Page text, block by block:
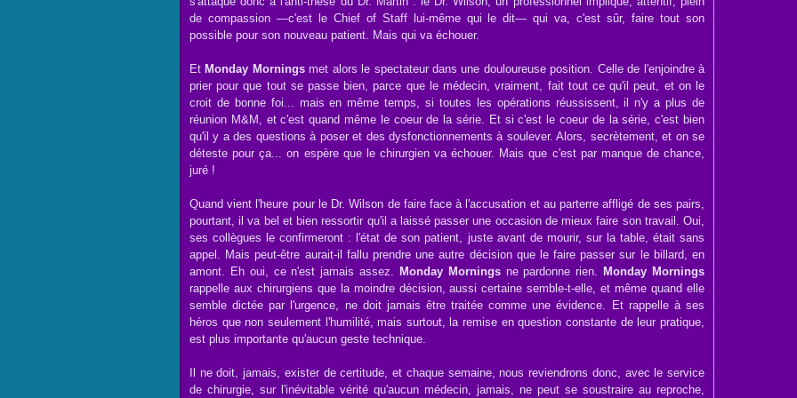
de compassion —c'est le Chief of Staff lui-même qui le dit— qui va, c'est sûr, faire tout son
possible pour son nouveau patient. Mais qui va échouer.
Et Monday Morningsmet alors le spectateur dans une douloureuse position. Celle de l'enjoindre à
prier pour que tout se passe bien, parce que le médecin, vraiment, fait tout ce qu'il peut, et on le
croit de bonne foi... mais en même temps, si toutes les opérations réussissent, il n'y a plus de
réunion M&M, et c'est quand même le coeur de la série. Et si c'est le coeur de la série, c'est bien
qu'il y a des questions à poser et des dysfonctionnements à soulever. Alors, secrètement, et on se
déteste pour ça... on espère que le chirurgien va échouer. Mais que c'est par manque de chance,
juré !
Quand vient l'heure pour le Dr. Wilson de faire face à l'accusation et au parterre affligé de ses pairs,
pourtant, il va bel et bien ressortir qu'il a laissé passer une occasion de mieux faire son travail. Oui,
ses collègues le confirmeront : l'état de son patient, juste avant de mourir, sur la table, était sans
appel. Mais peut-être aurait-il fallu prendre une autre décision que le faire passer sur le billard, en
amont. Eh oui, ce n'est jamais assez. Monday Morningsne pardonne rien. Monday Mornings
rappelle aux chirurgiens que la moindre décision, aussi certaine semble-t-elle, et même quand elle
semble dictée par l'urgence, ne doit jamais être traitée comme une évidence. Et rappelle à ses
héros que non seulement l'humilité, mais surtout, la remise en question constante de leur pratique,
est plus importante qu'aucun geste technique.
Il ne doit, jamais, exister de certitude, et chaque semaine, nous reviendrons donc, avec le service
de chirurgie, sur l'inévitable vérité qu'aucun médecin, jamais, ne peut se soustraire au reproche,